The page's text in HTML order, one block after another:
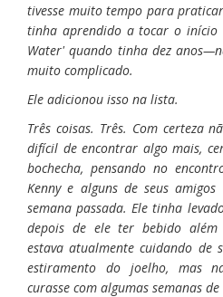
tivesse muito tempo para
tinha aprendido a tocar o início
Water' quando tinha dez
muito complicado.
Ele adicionou isso na lista.
Três coisas. Três. Com certeza
difícil de encontrar algo mais,
bochecha, pensando no
Kenny e alguns de seus
semana passada. Ele tinha
depois de ele ter bebido além
estava atualmente cuidando de
estiramento do joelho, mas
curasse com algumas semanas de